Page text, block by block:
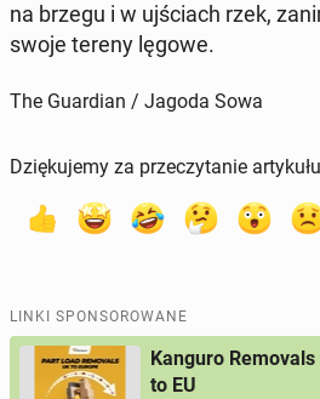
na brzegu i w uj­ściach rzek,
swoje tereny lęgowe.
The Guardian / Jagoda Sowa
Dziękujemy za przeczytanie
LINKI SPONSOROWANE
Kanguro
to EU